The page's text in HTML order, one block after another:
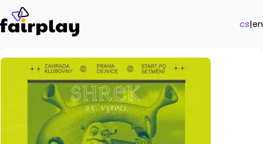
cs|en